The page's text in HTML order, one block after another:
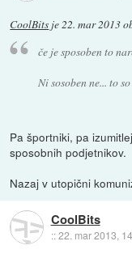
CoolBits je22. mar 2013
če je sposoben to
Ni sosoben ne... to
Pa športniki, pa
sposobnih podjetnikov.
Nazaj v utopični
CoolBits
::22. mar 2013,